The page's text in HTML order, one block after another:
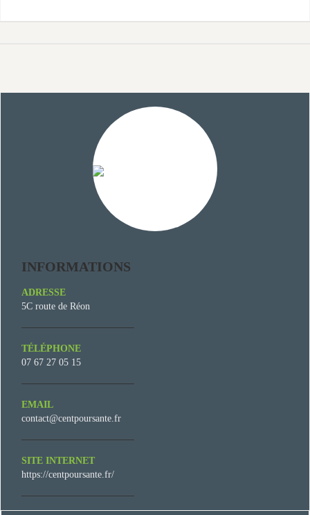
INFORMATIONS
ADRESSE
5C route de Réon
TÉLÉPHONE
07 67 27 05 15
EMAIL
contact@centpoursante.fr
SITE INTERNET
https://centpoursante.fr/